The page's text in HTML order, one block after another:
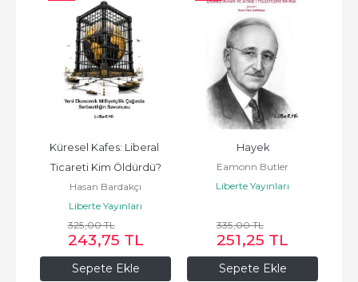
Sepete Ekle
Küresel Kafes: Liberal
Ticareti Kim Öldürdü?
Hasan Bardakçı
Liberte Yayınları
325,00TL
243,75 TL
Sepete Ekle
Hayek
Eamonn Butler
Liberte Yayınları
335,00TL
251,25 TL